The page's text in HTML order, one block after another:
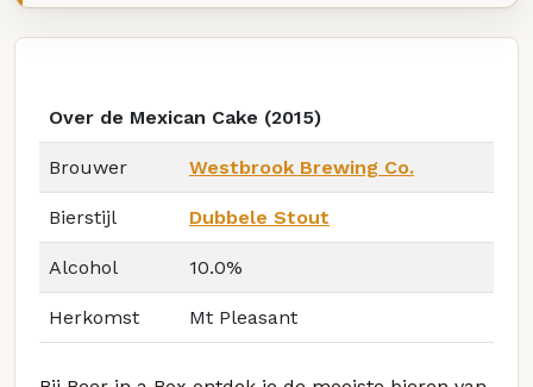
Over de Mexican Cake (2015)
Brouwer Westbrook Brewing Co.
Bierstijl Dubbele Stout
Alcohol 10.0%
Herkomst Mt Pleasant